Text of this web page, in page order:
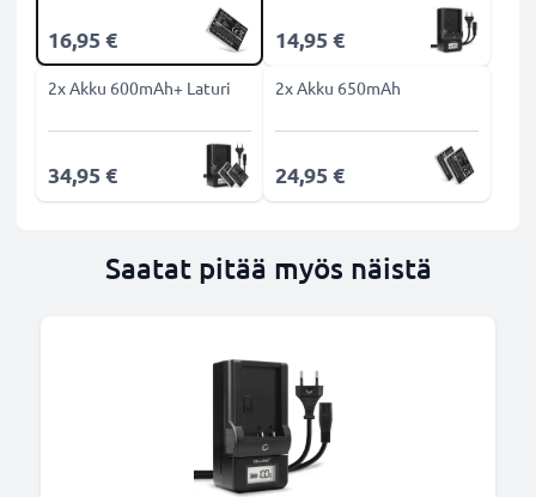
16,95 € 14,95 €
2x Akku 600mAh+ Laturi
34,95 €
2x Akku 650mAh
24,95 €
Saatat pitää myös näistä